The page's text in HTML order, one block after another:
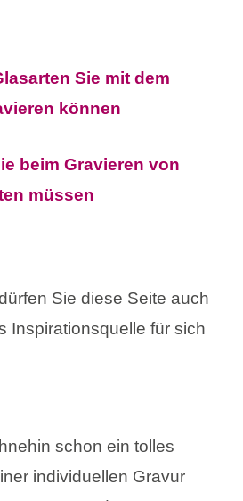
Sie mit dem
können
beim Gravieren von
müssen
Sie diese Seite auch
Inspirationsquelle für sich